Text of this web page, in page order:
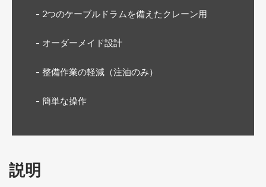
- 2つのケーブルドラムを備えたクレーン用
- オーダーメイド設計
- 整備作業の軽減（注油のみ）
- 簡単な操作
説明